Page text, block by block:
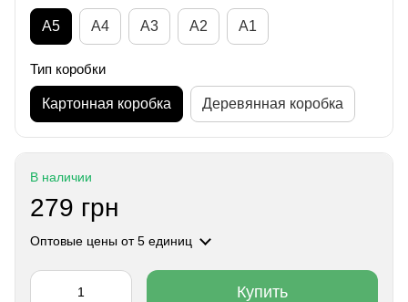
А5 А4 A3 A2 A1
Тип коробки
Картонная коробка Деревянная коробка
В наличии
279 грн
Оптовые цены от 5 единиц
Купить